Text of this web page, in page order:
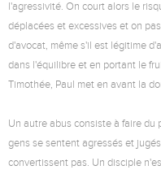
l'agressivité. On court alors le
déplacées et excessives et on
d'avocat, même s'il est légitime
dans l'équilibre et en portant le
Timothée, Paul met en avant la
Un autre abus consiste à faire du
gens se sentent agressés et
convertissent pas. Un disciple